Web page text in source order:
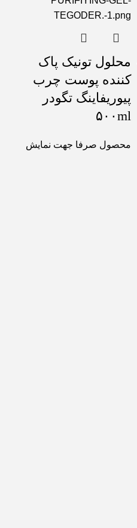
محلول تونیک پاک
کننده پوست چرب
پیوریفاینگ تگودر
۵۰۰ml
محصول صرفا جهت نمایش